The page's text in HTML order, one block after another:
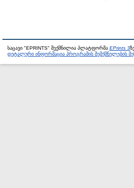
საცავი "EPRINTS" შექმნილია პლატფორმა EPrints 3
დეტალური ინფორმაცია პროგრამის შემქმნელების